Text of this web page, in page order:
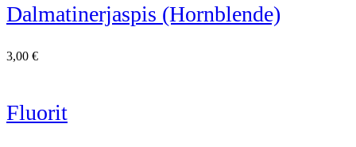
Dalmatinerjaspis (Hornblende)
3,00 €
Fluorit